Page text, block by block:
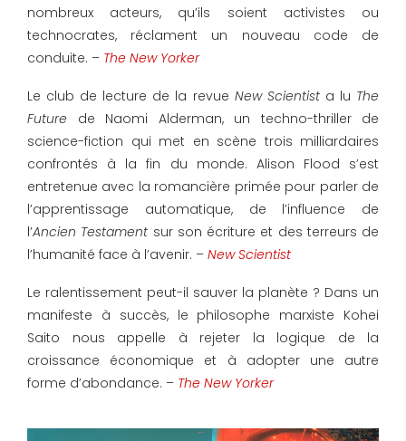
nombreux acteurs, qu’ils soient activistes ou
technocrates, réclament un nouveau code de
conduite. – The New Yorker
Le club de lecture de la revue New Scientista lu The
Future de Naomi Alderman, un techno-thriller de
science-fiction qui met en scène trois milliardaires
confrontés à la fin du monde. Alison Flood s’est
entretenue avec la romancière primée pour parler de
l’apprentissage automatique, de l’influence de
l’Ancien Testament sur son écriture et des terreurs de
l’humanité face à l’avenir. – New Scientist
Le ralentissement peut-il sauver la planète ? Dans un
manifeste à succès, le philosophe marxiste Kohei
Saito nous appelle à rejeter la logique de la
croissance économique et à adopter une autre
forme d’abondance. – The New Yorker